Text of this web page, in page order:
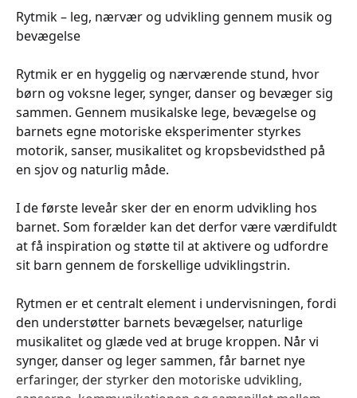
Rytmik – leg, nærvær og udvikling gennem musik og
bevægelse
Rytmik er en hyggelig og nærværende stund, hvor
børn og voksne leger, synger, danser og bevæger sig
sammen. Gennem musikalske lege, bevægelse og
barnets egne motoriske eksperimenter styrkes
motorik, sanser, musikalitet og kropsbevidsthed på
en sjov og naturlig måde.
I de første leveår sker der en enorm udvikling hos
barnet. Som forælder kan det derfor være værdifuldt
at få inspiration og støtte til at aktivere og udfordre
sit barn gennem de forskellige udviklingstrin.
Rytmen er et centralt element i undervisningen, fordi
den understøtter barnets bevægelser, naturlige
musikalitet og glæde ved at bruge kroppen. Når vi
synger, danser og leger sammen, får barnet nye
erfaringer, der styrker den motoriske udvikling,